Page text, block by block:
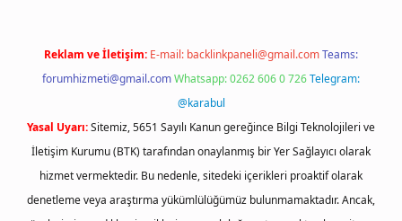
Reklam ve İletişim: E-mail: backlinkpaneli@gmail.comTeams:
forumhizmeti@gmail.comWhatsapp: 0262 606 0 726Telegram:
@karabul
Yasal Uyarı:Sitemiz, 5651 Sayılı Kanun gereğince Bilgi Teknolojileri ve
İletişim Kurumu (BTK) tarafından onaylanmış bir Yer Sağlayıcı olarak
hizmet vermektedir. Bu nedenle, sitedeki içerikleri proaktif olarak
denetleme veya araştırma yükümlülüğümüz bulunmamaktadır. Ancak,